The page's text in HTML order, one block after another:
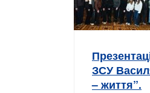
ЗСУ
– життя”.